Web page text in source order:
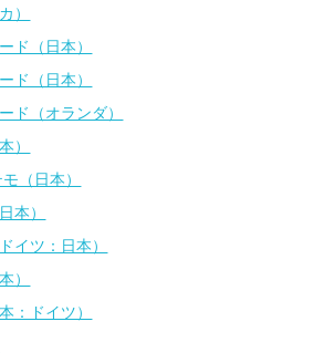
）
ド（日本）
ド（日本）
ド（オランダ）
）
（日本）
本）
イツ：日本）
）
：ドイツ）